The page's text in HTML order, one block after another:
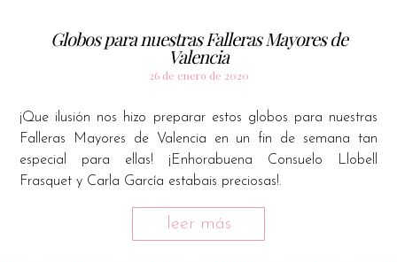
Globos para nuestras Falleras Mayores de
Valencia
26 de enero de 2020
¡Que ilusión nos hizo preparar estos globos para nuestras
Falleras Mayores de Valencia en un fin de semana tan
especial para ellas! ¡Enhorabuena Consuelo Llobell
Frasquet y Carla García estabais preciosas!.
leer más